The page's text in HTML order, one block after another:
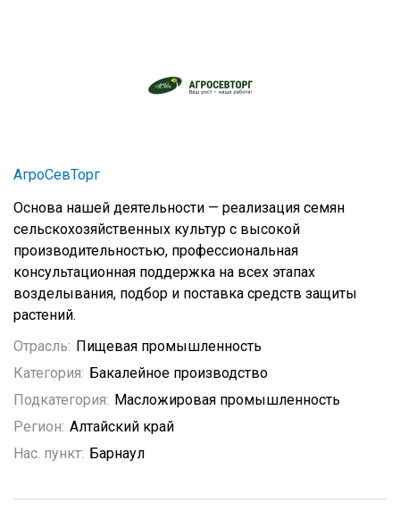
АгроСевТорг
Основа нашей деятельности — реализация семян
сельскохозяйственных культур с высокой
производительностью, профессиональная
консультационная поддержка на всех этапах
возделывания, подбор и поставка средств защиты
растений.
Отрасль: Пищевая промышленность
Категория: Бакалейное производство
Подкатегория: Масложировая промышленность
Регион: Алтайский край
Нас. пункт: Барнаул